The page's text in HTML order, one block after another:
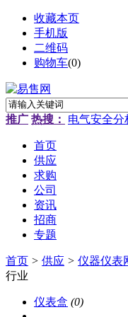
收藏本页
手机版
二维码
购物车(0)
推广 热搜： 电气安全分
首页
供应
求购
公司
资讯
招商
专题
首页 > 供应 > 仪器仪表
行业
仪表盒 (0)